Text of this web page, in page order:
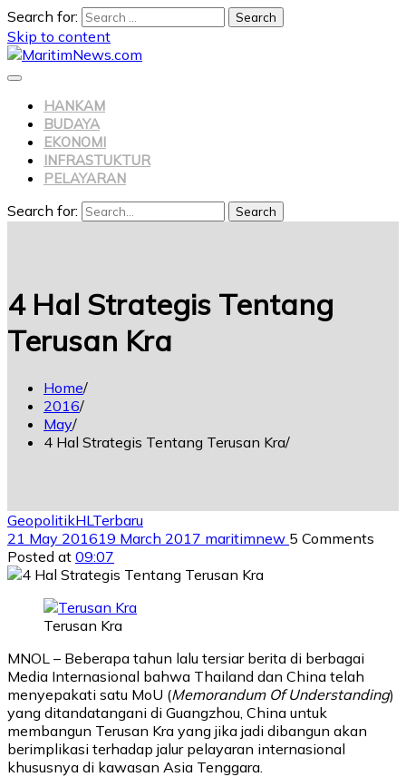
Search for:
Skip to content
HANKAM
BUDAYA
EKONOMI
INFRASTUKTUR
PELAYARAN
Search for: Search
4 Hal Strategis Tentang
Terusan Kra
Home
2016
May
4 Hal Strategis Tentang Terusan Kra
GeopolitikHL Terbaru
21 May 201619 March 2017 maritimnew 5 Comments
Posted at 09:07
Terusan Kra
MNOL – Beberapa tahun lalu tersiar berita di berbagai
Media Internasional bahwa Thailand dan China telah
menyepakati satu MoU (Memorandum Of Understanding)
yang ditandatangani di Guangzhou, China untuk
membangun Terusan Kra yang jika jadi dibangun akan
berimplikasi terhadap jalur pelayaran internasional
khususnya di kawasan Asia Tenggara.